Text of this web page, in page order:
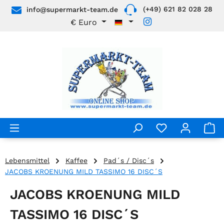
Zum Hauptinhalt springen
info@supermarkt-team.de (+49) 621 82 028 28
€ Euro
Lebensmittel Kaffee
Pad´s / Disc´s
JACOBS KROENUNG MILD TASSIMO 16 DISC´S
JACOBS KROENUNG MILD
TASSIMO 16 DISC´S